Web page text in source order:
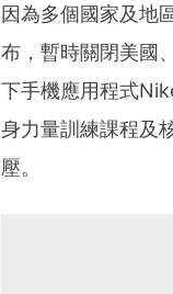
因為多個國家及地
布，暫時關閉美國
下手機應用程式
身力量訓練課程及
壓。